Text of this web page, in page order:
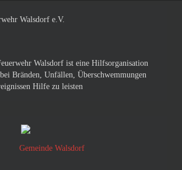
Walsdorf e.V.
Walsdorf ist eine Hilfsorganisation
Bränden, Unfällen, Überschwemmungen
Hilfe zu leisten
Gemeinde Walsdorf